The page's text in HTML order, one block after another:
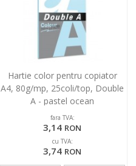
Hartie color pentru copiator
A4, 80g/mp, 25coli/top, Double
A - pastel ocean
fara TVA:
3,14 RON
cu TVA:
3,74 RON